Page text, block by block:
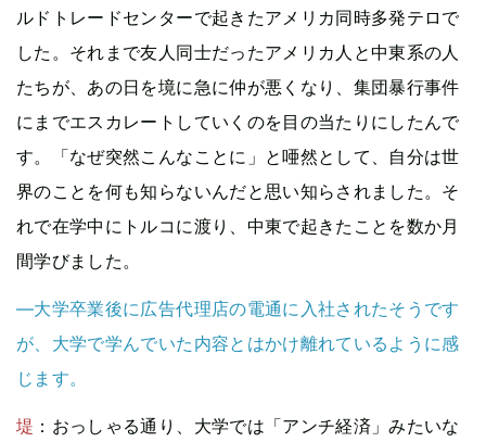
ルドトレードセンターで起きたアメリカ同時多発テロで
した。それまで友人同士だったアメリカ人と中東系の人
たちが、あの日を境に急に仲が悪くなり、集団暴行事件
にまでエスカレートしていくのを目の当たりにしたんで
す。「なぜ突然こんなことに」と唖然として、自分は世
界のことを何も知らないんだと思い知らされました。そ
れで在学中にトルコに渡り、中東で起きたことを数か月
間学びました。
—大学卒業後に広告代理店の電通に入社されたそうです
が、大学で学んでいた内容とはかけ離れているように感
じます。
堤 ：おっしゃる通り、大学では「アンチ経済」みたいな